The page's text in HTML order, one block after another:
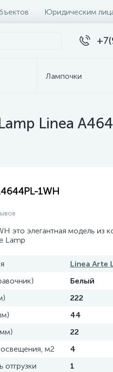
Юридическим
Лампочки
лампы
Linea
1WH
это элегантная модель из
Lamp
Linea Arte
Белый
222
44
22
м2
4
отгрузки
1